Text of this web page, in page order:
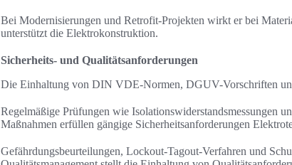
Bei Modernisierungen und Retrofit-Projekten wirkt er bei
unterstützt die Elektrokonstruktion.
Sicherheits- und Qualitätsanforderungen
Die Einhaltung von DIN VDE-Normen, DGUV-Vorschriften
Regelmäßige Prüfungen wie Isolationswiderstandsmessungen
Maßnahmen erfüllen gängige Sicherheitsanforderungen
Gefährdungsbeurteilungen, Lockout-Tagout-Verfahren und